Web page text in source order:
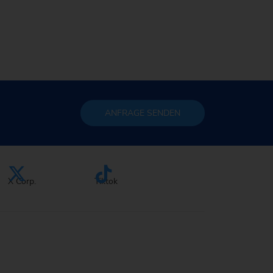
ANFRAGE SENDEN
X Corp. Tiktok